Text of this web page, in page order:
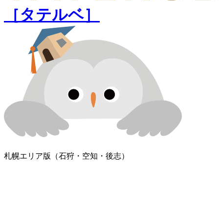
［タテルベ］
札幌エリア版 （石狩・空知・後志）